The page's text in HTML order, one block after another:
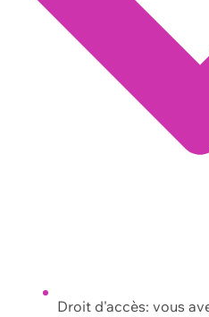
Droit d'accès: vous